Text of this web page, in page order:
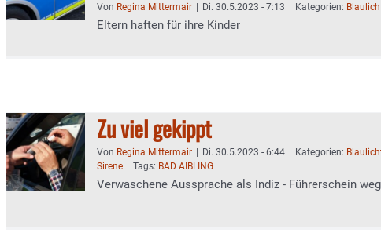
Von Regina Mittermair Di. 30.5.2023 - 7:13 Kategorien:
Eltern haften für ihre Kinder
Zu viel gekippt
Von Regina Mittermair Di. 30.5.2023 - 6:44 Kategorien:
Sirene
Tags: BAD AIBLING
Verwaschene Aussprache als Indiz - Führerschein weg